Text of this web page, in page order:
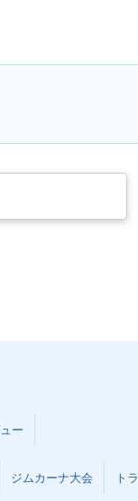
ー
ジムカーナ大会 ト